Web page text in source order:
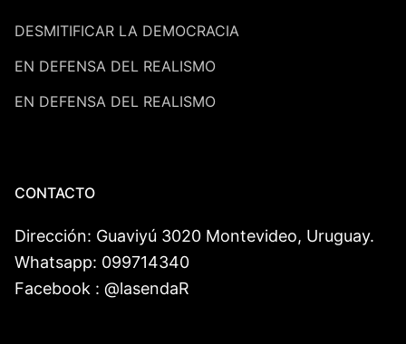
DESMITIFICAR LA DEMOCRACIA
EN DEFENSA DEL REALISMO
EN DEFENSA DEL REALISMO
CONTACTO
Dirección: Guaviyú 3020 Montevideo, Uruguay.
Whatsapp: 099714340
Facebook : @lasendaR